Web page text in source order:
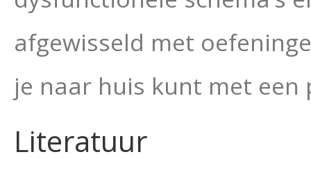
afgewisseld met
je naar huis kunt met
Literatuur